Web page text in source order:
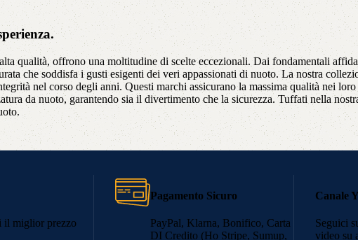
qualità, offrono una moltitudine di scelte eccezionali. Dai fondamentali
che soddisfa i gusti esigenti dei veri appassionati di nuoto. La nostra
nel corso degli anni. Questi marchi assicurano la massima qualità nei
da nuoto, garantendo sia il divertimento che la sicurezza. Tuffati nella
il miglior prezzo
Pagamento Sicuro
PayPal, Klarna, Bonifico, Carta
DI Credito (Ho Stripe, Sumup,
Canale
Seguici
video su